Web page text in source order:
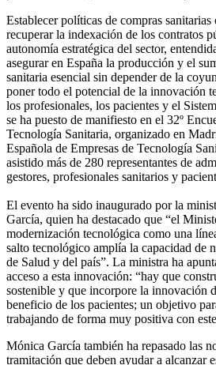
Establecer políticas de compras sanitarias
recuperar la indexación de los contratos
autonomía estratégica del sector,
asegurar en España la producción y el
sanitaria esencial sin depender de la
poner todo el potencial de la innovación
los profesionales, los pacientes y el
se ha puesto de manifiesto en el 32º
Tecnología Sanitaria, organizado en
Española de Empresas de Tecnología
asistido más de 280 representantes de
gestores, profesionales sanitarios y
El evento ha sido inaugurado por la
García, quien ha destacado que “el
modernización tecnológica como una
salto tecnológico amplía la capacidad de
de Salud y del país”. La ministra ha
acceso a esta innovación: “hay que
sostenible y que incorpore la innovación
beneficio de los pacientes; un objetivo
trabajando de forma muy positiva con
Mónica García también ha repasado las
tramitación que deben ayudar a alcanzar